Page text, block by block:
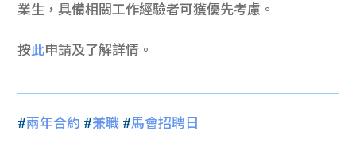
業生，具備相關工作經驗者可獲優先考慮。
按此申請及了解詳情。
#兩年合約 #兼職 #馬會招聘日